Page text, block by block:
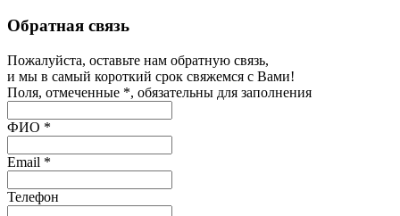
Обратная связь
Пожалуйста, оставьте нам обратную связь,
и мы в самый короткий срок свяжемся с Вами!
Поля, отмеченные *, обязательны для заполнения
ФИО *
Email *
Телефон